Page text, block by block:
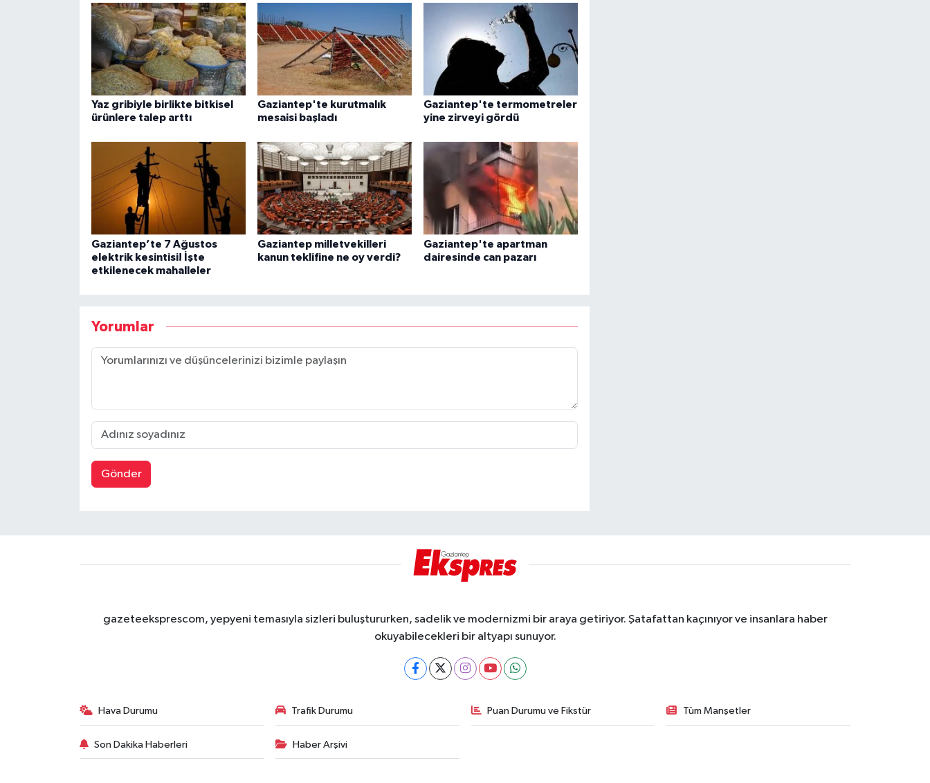
Yaz gribiyle birlikte bitkisel
ürünlere talep arttı
Gaziantep'te kurutmalık
mesaisi başladı
Gaziantep'te termometreler
yine zirveyi gördü
Gaziantep’te 7 Ağustos
elektrik kesintisi! İşte
etkilenecek mahalleler
Gaziantep milletvekilleri
kanun teklifine ne oy verdi?
Gaziantep'te apartman
dairesinde can pazarı
Yorumlar
Gönder
gazeteeksprescom, yepyeni temasıyla sizleri buluştururken, sadelik ve modernizmi bir araya getiriyor. Şatafattan kaçınıyor ve insanlara haber
okuyabilecekleri bir altyapı sunuyor.
Hava Durumu Trafik Durumu Puan Durumu ve Fikstür Tüm Manşetler
Son Dakika Haberleri Haber Arşivi